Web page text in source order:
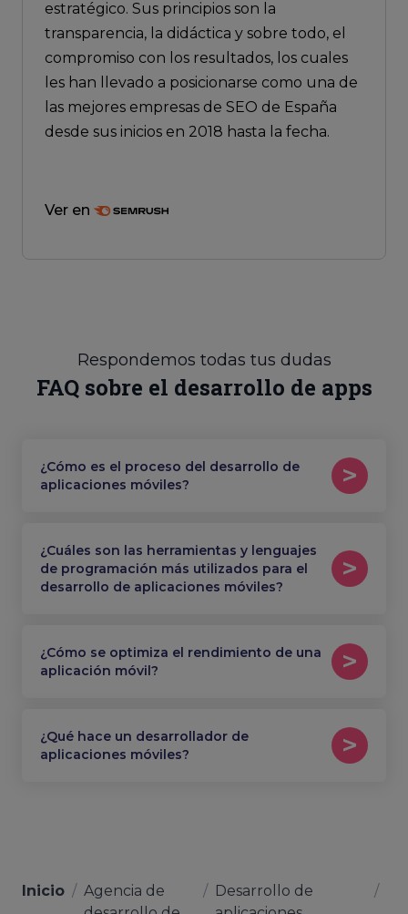
estratégico. Sus principios son la
transparencia, la didáctica y sobre todo, el
compromiso con los resultados, los cuales
les han llevado a posicionarse como una de
las mejores empresas de SEO de España
desde sus inicios en 2018 hasta la fecha.
Ver en
Respondemos todas tus dudas
FAQ sobre el desarrollo de apps
¿Cómo es el proceso del desarrollo de
aplicaciones móviles?
¿Cuáles son las herramientas y lenguajes
de programación más utilizados para el
desarrollo de aplicaciones móviles?
¿Cómo se optimiza el rendimiento de una
aplicación móvil?
¿Qué hace un desarrollador de
aplicaciones móviles?
Inicio / Agencia de
/ Desarrollo de
/